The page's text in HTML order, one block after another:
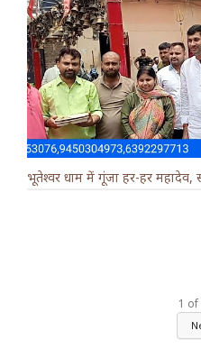
भूतेश्वर धाम में गूंजा हर-हर महादेव,
1 of